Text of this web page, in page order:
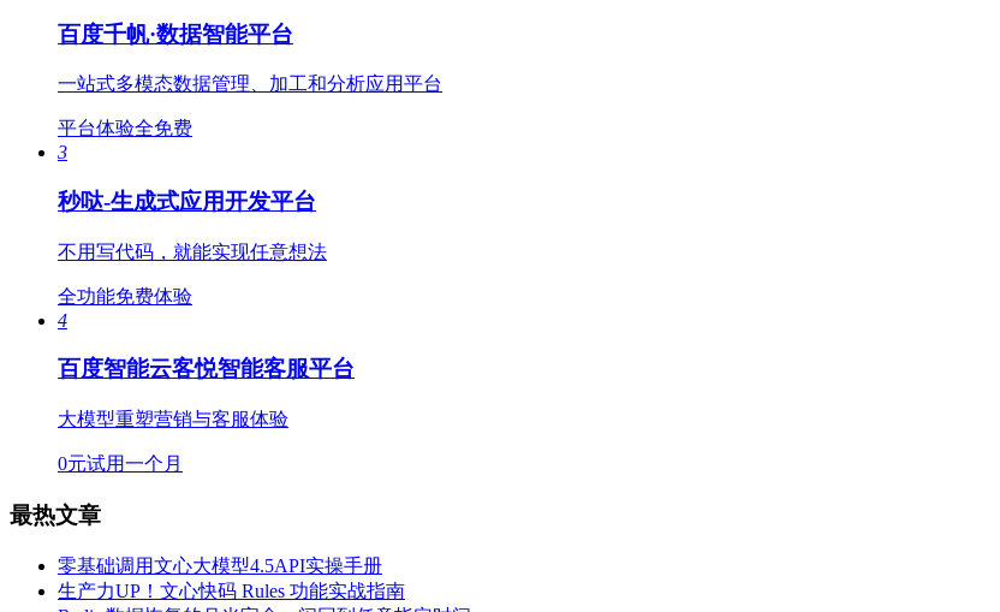
百度千帆·数据智能平台
一站式多模态数据管理、加工和分析应用平台
平台体验全免费
3
秒哒-生成式应用开发平台
不用写代码，就能实现任意想法
全功能免费体验
4
百度智能云客悦智能客服平台
大模型重塑营销与客服体验
0元试用一个月
最热文章
零基础调用文心大模型4.5API实操手册
生产力UP！文心快码 Rules 功能实战指南